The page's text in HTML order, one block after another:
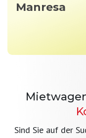
Manresa
Sind Sie auf der